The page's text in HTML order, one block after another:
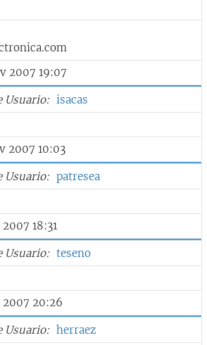
2007 19:07
Usuario
isacas
2007 10:03
Usuario
patresea
2007 18:31
Usuario
teseno
2007 20:26
Usuario
herraez